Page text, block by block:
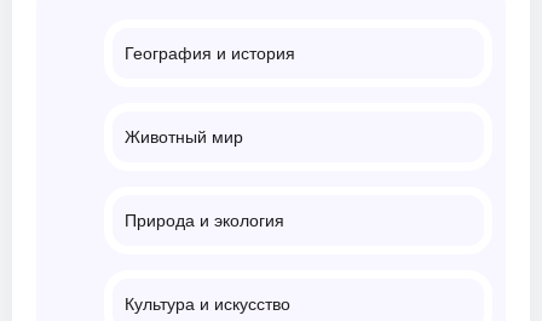
География и история
Животный мир
Природа и экология
Культура и искусство